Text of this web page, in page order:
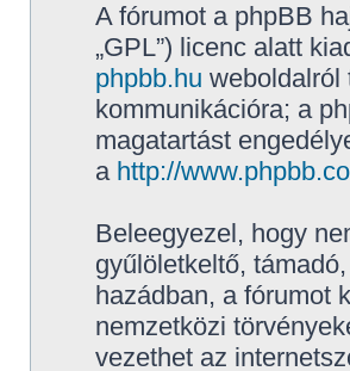
A fórumot a phpBB
„GPL”) licenc alatt
phpbb.hu weboldalról
kommunikációra; a
magatartást
a http://
Beleegyezel, hogy
gyűlöletkeltő,
hazádban, a fórumot
nemzetközi
vezethet az